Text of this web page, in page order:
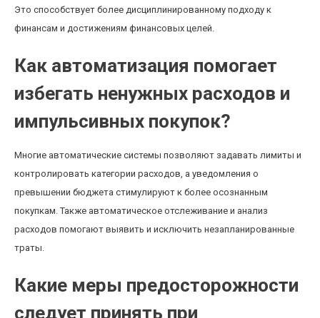
Это способствует более дисциплинированному подходу к
финансам и достижениям финансовых целей.
Как автоматизация помогает
избегать ненужных расходов и
импульсивных покупок?
Многие автоматические системы позволяют задавать лимиты и
контролировать категории расходов, а уведомления о
превышении бюджета стимулируют к более осознанным
покупкам. Также автоматическое отслеживание и анализ
расходов помогают выявить и исключить незапланированные
траты.
Какие меры предосторожности
следует принять при